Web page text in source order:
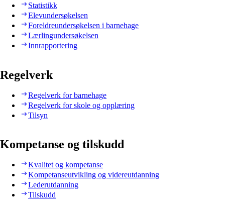
Statistikk
Elevundersøkelsen
Foreldreundersøkelsen i barnehage
Lærlingundersøkelsen
Innrapportering
Regelverk
Regelverk for barnehage
Regelverk for skole og opplæring
Tilsyn
Kompetanse og tilskudd
Kvalitet og kompetanse
Kompetanseutvikling og videreutdanning
Lederutdanning
Tilskudd